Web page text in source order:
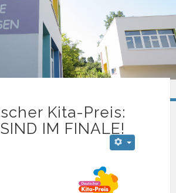
Kita-Preis:
IM FINALE!